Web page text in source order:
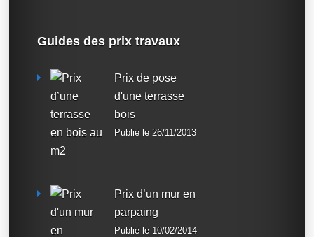
Guides des prix travaux
Prix de pose
d'une terrasse
bois
Publié le 26/11/2013
Prix d’un mur en
parpaing
Publié le 10/02/2014